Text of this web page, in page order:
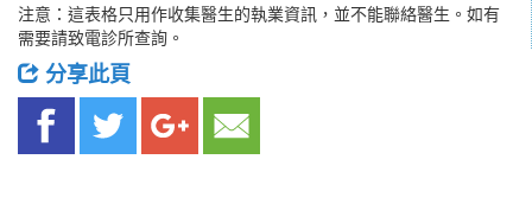
注意：這表格只用作收集醫生的執業資訊，並不能聯絡醫生。如有
需要請致電診所查詢。
分享此頁